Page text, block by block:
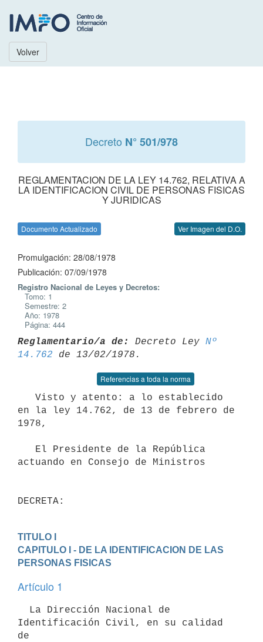
Volver
Decreto N° 501/978
REGLAMENTACION DE LA LEY 14.762, RELATIVA A
LA IDENTIFICACION CIVIL DE PERSONAS FISICAS
Y JURIDICAS
Documento Actualizado Ver Imagen del D.O.
Promulgación: 28/08/1978
Publicación: 07/09/1978
Registro Nacional de Leyes y Decretos:
Tomo: 1
Semestre: 2
Año: 1978
Página: 444
Reglamentario/a de: Decreto Ley Nº
14.762
Referencias a toda la norma
en la ley 14.762, de 13 de febrero de
1978,
actuando en Consejo de Ministros
DECRETA:
TITULO I
CAPITULO I - DE LA IDENTIFICACION DE LAS
PERSONAS FISICAS
Artículo 1
Identificación Civil, en su calidad
de